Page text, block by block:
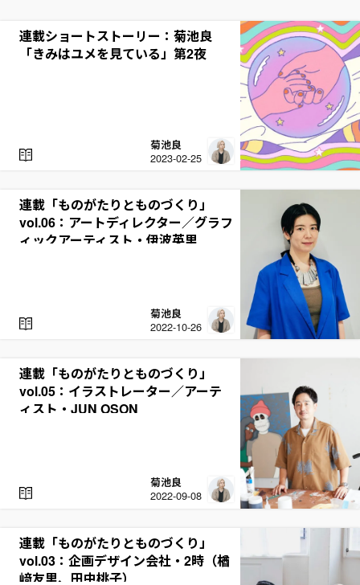
連載ショートストーリー：菊池良
「きみはユメを見ている」第2夜
菊池良
2023-02-25
R
E
連載「ものがたりとものづくり」
vol.06：アートディレクター／グラフ
ィックアーティスト・伊波英里
菊池良
2022-10-26
連載「ものがたりとものづくり」
vol.05：イラストレーター／アーテ
ィスト・JUN OSON
菊池良
2022-09-08
R
E
連載「ものがたりとものづくり」
vol.03：企画デザイン会社・2時（楢
﨑友里、田中桃子）